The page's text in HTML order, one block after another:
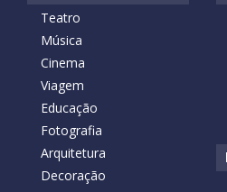
Teatro
Música
Cinema
Viagem
Educação
Fotografia
Arquitetura
Decoração